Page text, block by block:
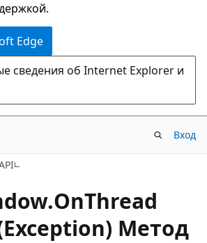
Edge
сведения об Internet Explorer и
Вход
OnThread
Метод